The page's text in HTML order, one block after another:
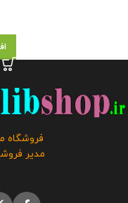
فروشگاه
مدیر